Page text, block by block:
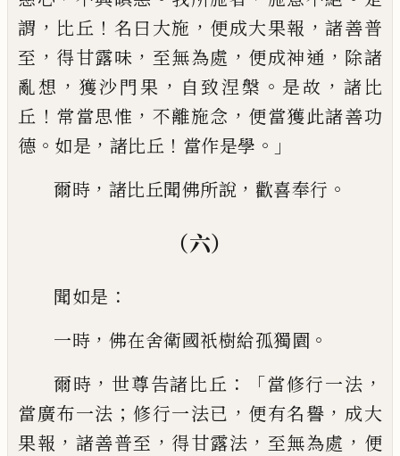
謂 ， 比丘 ！ 名曰大施 ， 便成大果報 ，諸善普
至 ， 得甘露味 ， 至無為處 ， 便成神通 ， 除諸
亂想 ， 獲沙門果 ， 自致涅槃 。 是故 ， 諸比
丘 ！ 常當思惟 ， 不離施念 ， 便當獲此諸善功
德 。 如是 ， 諸比丘 ！ 當作是學 。」
爾時 ， 諸比丘聞佛所說 ， 歡喜奉行 。
（六）
聞如是 ：
一時 ， 佛在舍衛國祇樹給孤獨園 。
爾時 ， 世尊告諸比丘 ：「當修行一法 ，
當廣布一法 ； 修行一法已 ， 便有名譽 ， 成大
果報 ， 諸善普至 ， 得甘露法 ， 至無為處 ， 便